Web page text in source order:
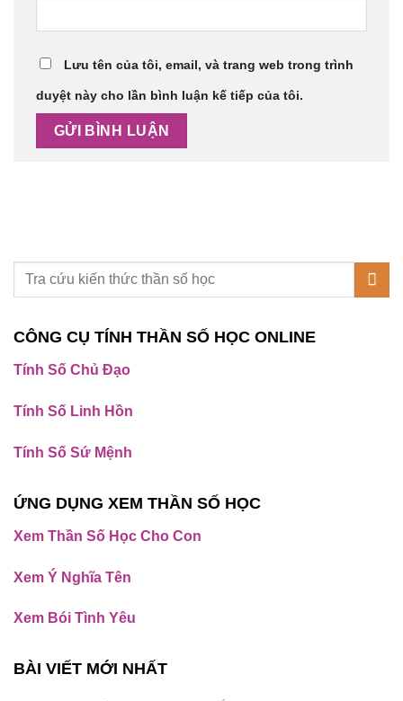
Lưu tên của tôi, email, và trang web trong trình
duyệt này cho lần bình luận kế tiếp của tôi.
CÔNG CỤ TÍNH THẦN SỐ HỌC ONLINE
Tính Số Chủ Đạo
Tính Số Linh Hồn
Tính Số Sứ Mệnh
ỨNG DỤNG XEM THẦN SỐ HỌC
Xem Thần Số Học Cho Con
Xem Ý Nghĩa Tên
Xem Bói Tình Yêu
BÀI VIẾT MỚI NHẤT